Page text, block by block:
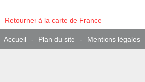
Retourner à la carte de France
Accueil - Plan du site - Mentions légales